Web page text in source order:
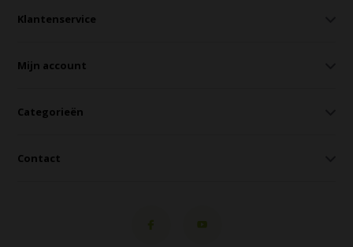
Klantenservice
Mijn account
Categorieën
Contact